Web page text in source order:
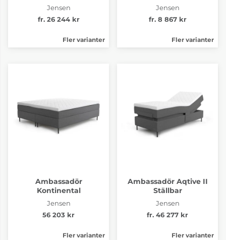
Jensen
fr. 26 244 kr
Fler varianter
Jensen
fr. 8 867 kr
Fler varianter
Ambassadör
Kontinental
Jensen
56 203 kr
Fler varianter
Ambassadör Aqtive II
Ställbar
Jensen
fr. 46 277 kr
Fler varianter